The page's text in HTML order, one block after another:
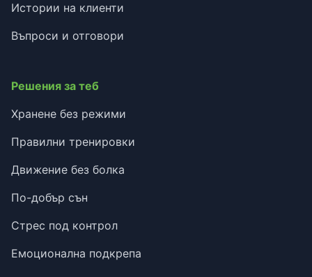
Истории на клиенти
Въпроси и отговори
Решения за теб
Хранене без режими
Правилни тренировки
Движение без болка
По-добър сън
Стрес под контрол
Емоционална подкрепа